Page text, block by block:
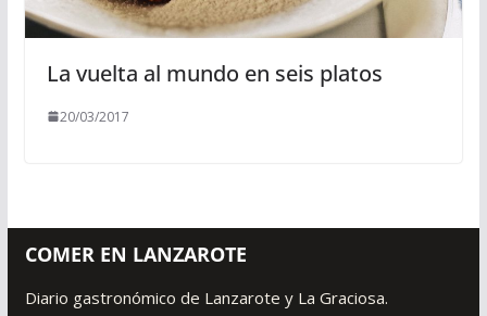
La vuelta al mundo en seis platos
20/03/2017
COMER EN LANZAROTE
Diario gastronómico de Lanzarote y La Graciosa.